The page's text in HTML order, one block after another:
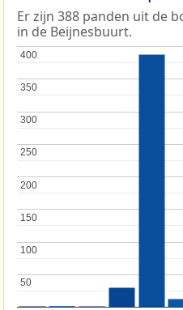
Er zijn 388 panden uit de
in de Beijnesbuurt.
50
50
100
100
150
150
200
200
250
250
300
300
350
350
400
400